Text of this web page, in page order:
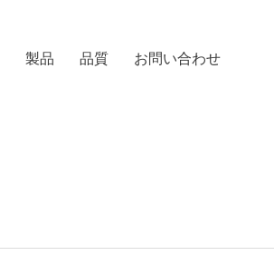
製品 品質 お問い合わせ